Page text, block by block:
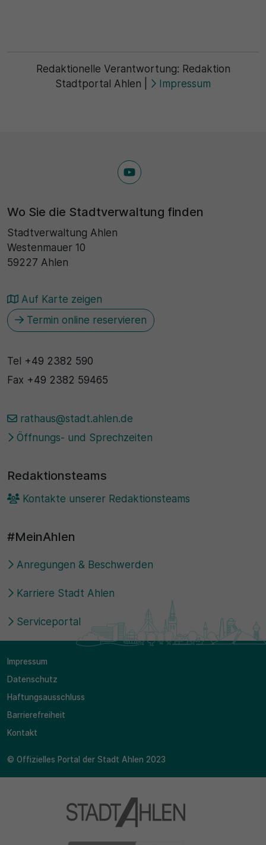
Redaktionelle Verantwortung: Redaktion
Stadtportal Ahlen
Impressum
Wo Sie die Stadtverwaltung finden
Stadtverwaltung Ahlen
Westenmauer 10
59227 Ahlen
Auf Karte zeigen
Termin online reservieren
Tel +49 2382 590
Fax +49 2382 59465
rathaus@stadt.ahlen.de
Öffnungs- und Sprechzeiten
Redaktionsteams
Kontakte unserer Redaktionsteams
#MeinAhlen
Anregungen & Beschwerden
Karriere Stadt Ahlen
Serviceportal
Impressum
Datenschutz
Haftungsausschluss
Barrierefreiheit
Kontakt
© Offizielles Portal der Stadt Ahlen 2023